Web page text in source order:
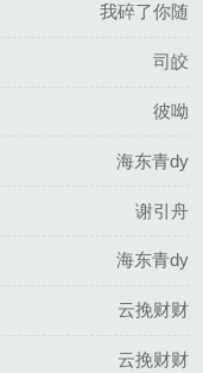
我碎了你随
司皎
彼呦
海东青dy
谢引舟
海东青dy
云挽财财
云挽财财